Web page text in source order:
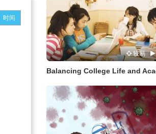
时间
较易
Balancing College Life and